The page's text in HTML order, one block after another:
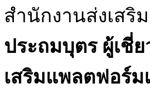
สำนักงานส่งเสริ
ประถมบุตร ผู้เชี่
เสริมแพลตฟอร์